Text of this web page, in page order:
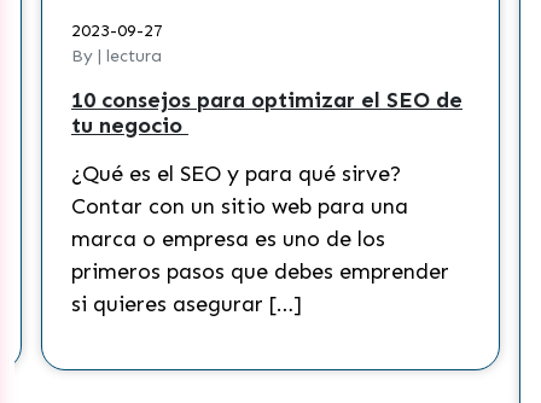
2023-08-30
By | lectura
¿Cómo crear una estrategia de
contenidos efectiva para pymes en
¿Qué es Tik Tok y cómo funciona?
Actualmente, Tik Tok es una de las
redes sociales más populares del
mundo. Esta plataforma ha